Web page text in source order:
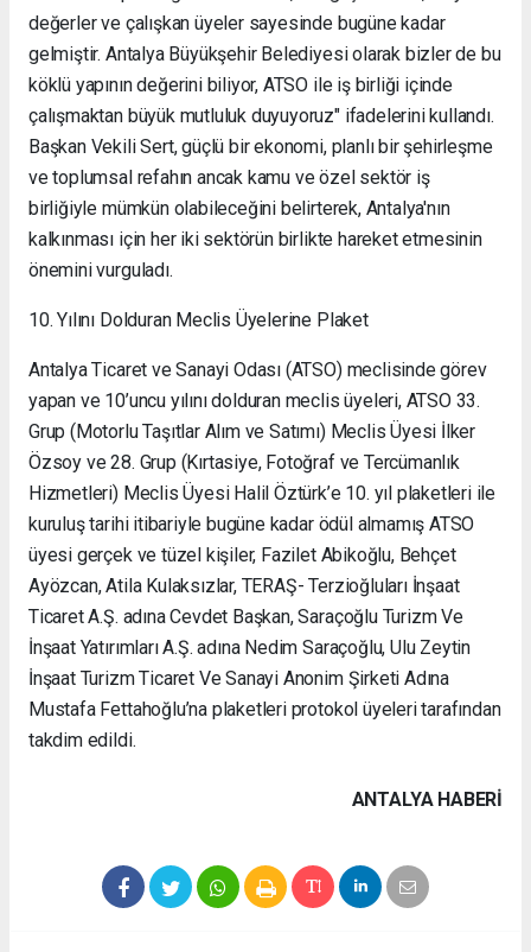
değerler ve çalışkan üyeler sayesinde bugüne kadar
gelmiştir. Antalya Büyükşehir Belediyesi olarak bizler de bu
köklü yapının değerini biliyor, ATSO ile iş birliği içinde
çalışmaktan büyük mutluluk duyuyoruz" ifadelerini kullandı.
Başkan Vekili Sert, güçlü bir ekonomi, planlı bir şehirleşme
ve toplumsal refahın ancak kamu ve özel sektör iş
birliğiyle mümkün olabileceğini belirterek, Antalya'nın
kalkınması için her iki sektörün birlikte hareket etmesinin
önemini vurguladı.
10. Yılını Dolduran Meclis Üyelerine Plaket
Antalya Ticaret ve Sanayi Odası (ATSO) meclisinde görev
yapan ve 10’uncu yılını dolduran meclis üyeleri, ATSO 33.
Grup (Motorlu Taşıtlar Alım ve Satımı) Meclis Üyesi İlker
Özsoy ve 28. Grup (Kırtasiye, Fotoğraf ve Tercümanlık
Hizmetleri) Meclis Üyesi Halil Öztürk’e 10. yıl plaketleri ile
kuruluş tarihi itibariyle bugüne kadar ödül almamış ATSO
üyesi gerçek ve tüzel kişiler, Fazilet Abikoğlu, Behçet
Ayözcan, Atila Kulaksızlar, TERAŞ- Terzioğluları İnşaat
Ticaret A.Ş. adına Cevdet Başkan, Saraçoğlu Turizm Ve
İnşaat Yatırımları A.Ş. adına Nedim Saraçoğlu, Ulu Zeytin
İnşaat Turizm Ticaret Ve Sanayi Anonim Şirketi Adına
Mustafa Fettahoğlu’na plaketleri protokol üyeleri tarafından
takdim edildi.
ANTALYA HABERİ